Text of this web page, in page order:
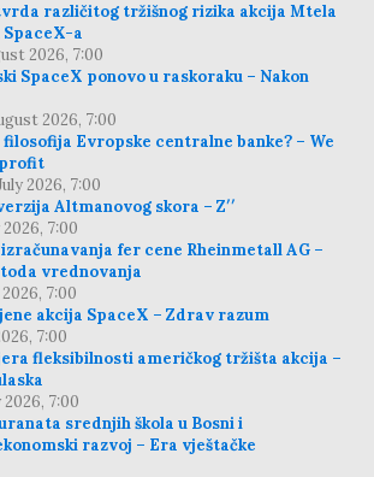
različitog tržišnog rizika akcija Mtela
SpaceX-a
2026, 7:00
SpaceX ponovo u raskoraku – Nakon
2026, 7:00
Evropske centralne banke? – We
2026, 7:00
Altmanovog skora – Z′′
7:00
fer cene Rheinmetall AG –
vrednovanja
7:00
akcija SpaceX – Zdrav razum
7:00
fleksibilnosti američkog tržišta akcija –
2026, 7:00
srednjih škola u Bosni i
razvoj – Era vještačke